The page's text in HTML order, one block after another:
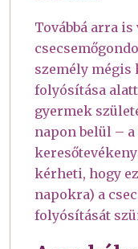
Továbbá arra is
személy mégis
folyósítása
gyermek
napon belül –
kérheti, hogy
napokra) a
folyósítását